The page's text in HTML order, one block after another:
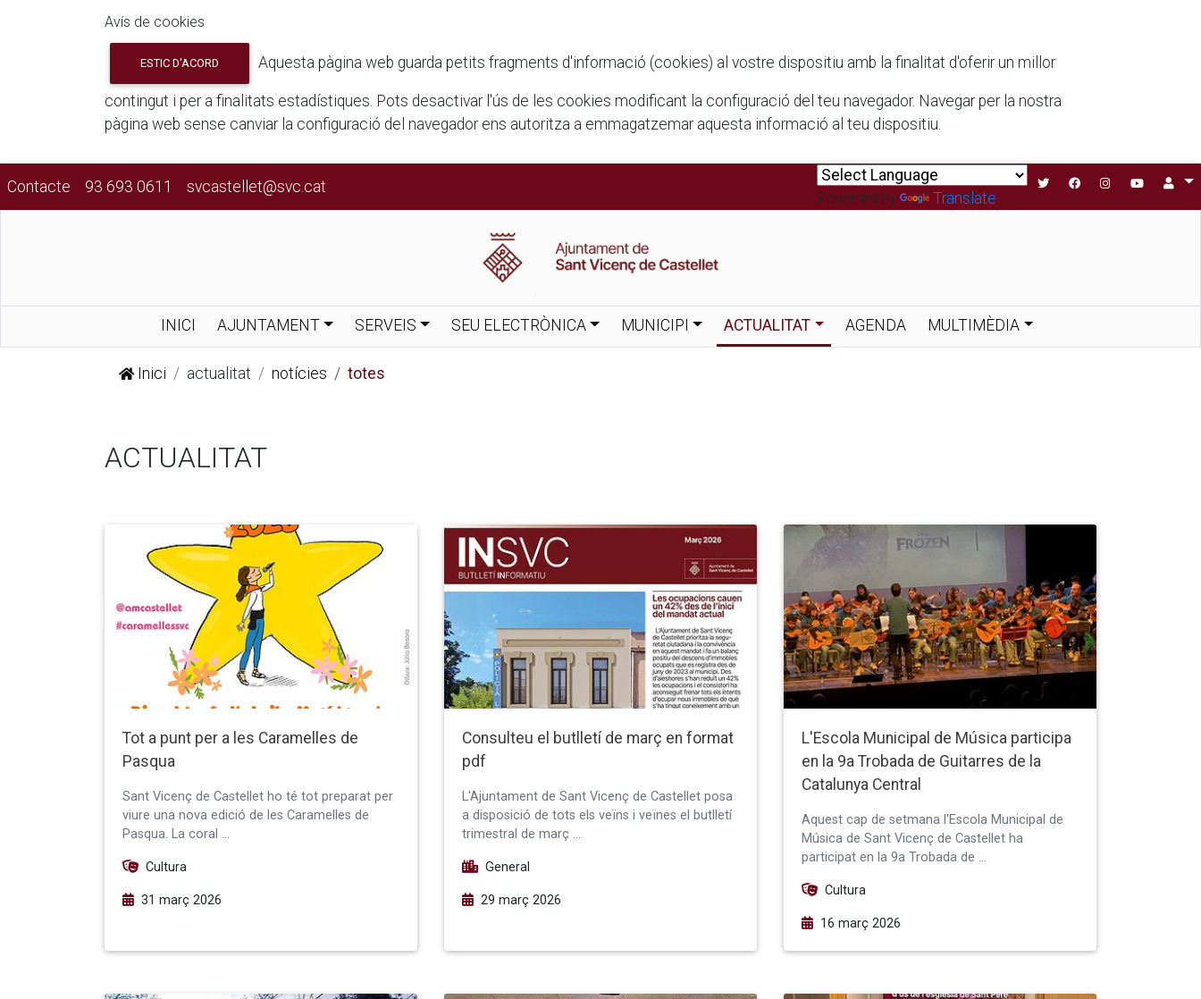
Avís de cookies
ESTIC D'ACORD Aquesta pàgina web guarda petits fragments d'informació (cookies) al vostre dispositiu amb la finalitat d'oferir un millor
contingut i per a finalitats estadístiques. Pots desactivar l'ús de les cookies modificant la configuració del teu navegador. Navegar per la nostra
pàgina web sense canviar la configuració del navegador ens autoritza a emmagatzemar aquesta informació al teu dispositiu.
Contacte 93 693 0611 svcastellet@svc.cat
Powered by Translate
INICI AJUNTAMENT SERVEIS SEU ELECTRÒNICA MUNICIPI ACTUALITAT AGENDA MULTIMÈDIA
Inici actualitat notícies totes
ACTUALITAT
Tot a punt per a les Caramelles de
Pasqua
Sant Vicenç de Castellet ho té tot preparat per
viure una nova edició de les Caramelles de
Pasqua. La coral …
Cultura
31 març 2026
Consulteu el butlletí de març en format
pdf
L'Ajuntament de Sant Vicenç de Castellet posa
a disposició de tots els veïns i veïnes el butlletí
trimestral de març …
General
29 març 2026
L'Escola Municipal de Música participa
en la 9a Trobada de Guitarres de la
Catalunya Central
Aquest cap de setmana l'Escola Municipal de
Música de Sant Vicenç de Castellet ha
participat en la 9a Trobada de …
Cultura
16 març 2026